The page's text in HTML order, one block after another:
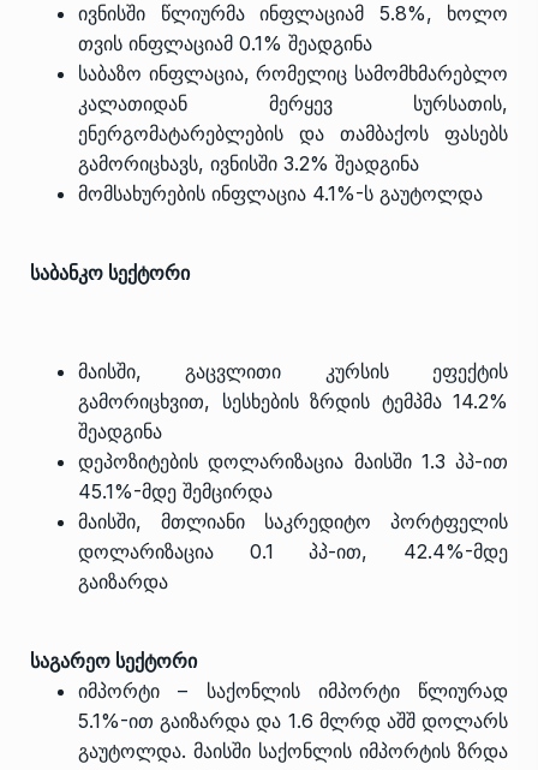
ივნისში წლიურმა ინფლაციამ 5.8%, ხოლო
თვის ინფლაციამ 0.1% შეადგინა
საბაზო ინფლაცია, რომელიც სამომხმარებლო
კალათიდან მერყევ სურსათის,
ენერგომატარებლების და თამბაქოს ფასებს
გამორიცხავს, ივნისში 3.2% შეადგინა
მომსახურების ინფლაცია 4.1%-ს გაუტოლდა
საბანკო სექტორი
მაისში, გაცვლითი კურსის ეფექტის
გამორიცხვით, სესხების ზრდის ტემპმა 14.2%
შეადგინა
დეპოზიტების დოლარიზაცია მაისში 1.3 პპ-ით
45.1%-მდე შემცირდა
მაისში, მთლიანი საკრედიტო პორტფელის
დოლარიზაცია 0.1 პპ-ით, 42.4%-მდე
გაიზარდა
საგარეო სექტორი
იმპორტი – საქონლის იმპორტი წლიურად
5.1%-ით გაიზარდა და 1.6 მლრდ აშშ დოლარს
გაუტოლდა. მაისში საქონლის იმპორტის ზრდა